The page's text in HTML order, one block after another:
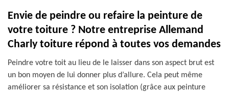
Envie de peindre ou refaire la peinture de
votre toiture ? Notre entreprise Allemand
Charly toiture répond à toutes vos demandes
Peindre votre toit au lieu de le laisser dans son aspect brut est
un bon moyen de lui donner plus d’allure. Cela peut même
améliorer sa résistance et son isolation (grâce aux peinture